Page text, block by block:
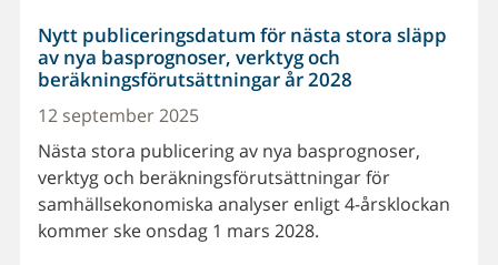
Nytt publiceringsdatum för nästa stora släpp
av nya basprognoser, verktyg och
beräkningsförutsättningar år 2028
12 september 2025
Nästa stora publicering av nya basprognoser,
verktyg och beräkningsförutsättningar för
samhällsekonomiska analyser enligt 4-årsklockan
kommer ske onsdag 1 mars 2028.